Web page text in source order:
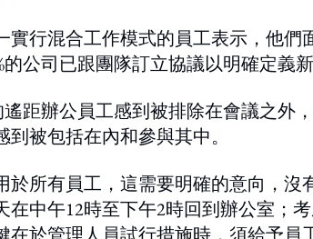
實行混合工作模式的員工表示，他們
公司已跟團隊訂立協議以明確定義新
距辦公員工感到被排除在會議之外
被包括在內和參與其中。
於所有員工，這需要明確的意向，沒
中午12時至下午2時回到辦公室；